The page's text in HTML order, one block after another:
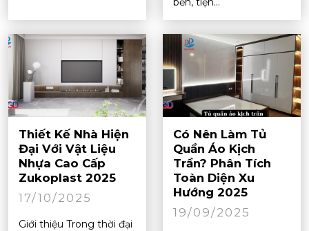
Thiết Kế Nhà Hiện
Đại Với Vật Liệu
Nhựa Cao Cấp
Zukoplast 2025
17/10/2025
Giới thiệu Trong thời đại
Có Nên Làm Tủ
Quần Áo Kịch
Trần? Phân Tích
Toàn Diện Xu
Hướng 2025
19/09/2025